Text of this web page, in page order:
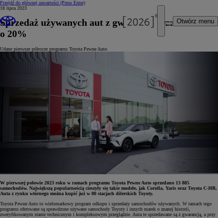
Przejdź do głównej zawartości (Press Enter)
Otwórz menu
18 lipca 2023
Sprzedaż używanych aut z gwarancją wzrosła
o 20%
Udane pierwsze półrocze programu Toyota Pewne Auto
W pierwszej połowie 2023 roku w ramach programu Toyota Pewne Auto sprzedano 13 885
samochodów. Największą popularnością cieszyły się takie modele, jak Corolla, Yaris oraz Toyota C-HR.
Auta z rynku wtórnego można kupić już w 80 stacjach dilerskich Toyoty.
Toyota Pewne Auto to wielomarkowy program odkupu i sprzedaży samochodów używanych. W ramach tego
programu oferowane są sprawdzone używane samochody Toyoty i innych marek o znanej historii,
zweryfikowanym stanie technicznym i kompleksowym przeglądzie. Auta te sprzedawane są z gwarancją, a przy